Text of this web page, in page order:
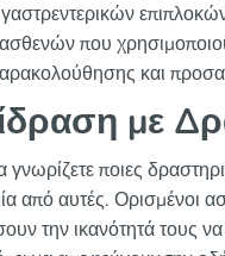
που
και
με
γνωρίζετε ποιες
από αυτές. Ορισμένοι
την ικανότητά τους